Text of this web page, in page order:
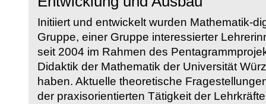
Initiiert und entwickelt wurden Mathematik-
Gruppe, einer Gruppe interessierter
seit 2004 im Rahmen des
Didaktik der Mathematik der Universität
haben. Aktuelle theoretische
der praxisorientierten Tätigkeit der